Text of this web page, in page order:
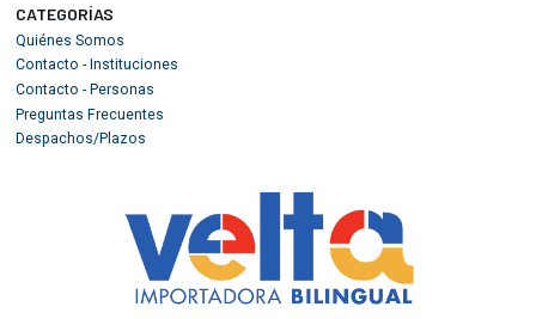
CATEGORÍAS
Quiénes Somos
Contacto - Instituciones
Contacto - Personas
Preguntas Frecuentes
Despachos/Plazos